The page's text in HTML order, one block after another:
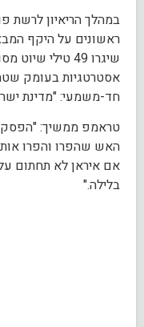
במהלך הריאיון לרשת
ראשונים על היקף
שיגרו 49 טילי
אסטרטגיות בעומק
חד-משמעי: "מדינת
טראמפ ממשיך:
האש שהפרו והפרו
אם איראן לא תחתום
בלילה."